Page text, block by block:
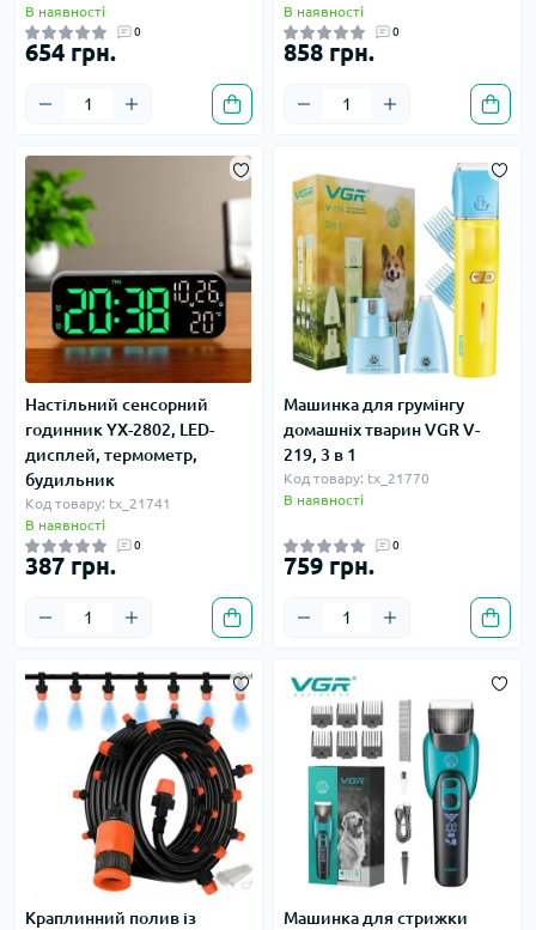
В наявності
0
654 грн.
В наявності
0
858 грн.
Настільний сенсорний
годинник YX-2802, LED-
дисплей, термометр,
будильник
Код товару: tx_21741
В наявності
0
387 грн.
Машинка для грумінгу
домашніх тварин VGR V-
219, 3 в 1
Код товару: tx_21770
В наявності
0
759 грн.
Краплинний полив із
Машинка для стрижки